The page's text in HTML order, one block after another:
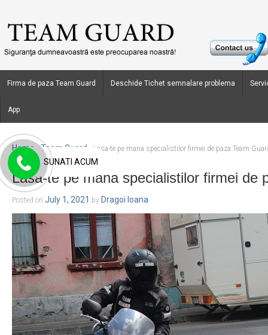
Firma de paza Team Guard Deschide Tichet semnalare problema
App
Home Team Guard Lasa-te pe mana specialistilor firmei de paza Team
Lasa-te pe mana specialistilor firmei de
Posted on July 1, 2021 by Dragoi Ioana
SUNATI ACUM